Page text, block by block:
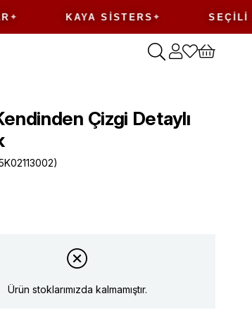
KAYA SISTERS SEÇILI
Çizgi Detaylı
Ürün stoklarımızda kalmamıştır.